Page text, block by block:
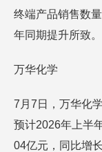
终端产品销售数
年同期提升所致。
万华化学
7月7日，万华化
预计2026年上半
04亿元，同比增